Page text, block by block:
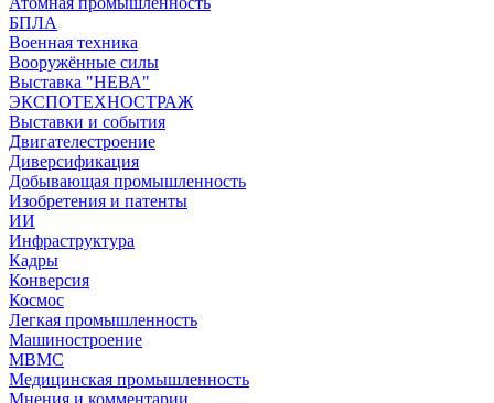
БПЛА
Военная техника
Вооружённые силы
Выставка "НЕВА"
ЭКСПОТЕХНОСТРАЖ
Выставки и события
Двигателестроение
Диверсификация
Добывающая промышленность
Изобретения и патенты
ИИ
Инфраструктура
Кадры
Конверсия
Космос
Легкая промышленность
Машиностроение
МВМС
Медицинская промышленность
Мнения и комментарии